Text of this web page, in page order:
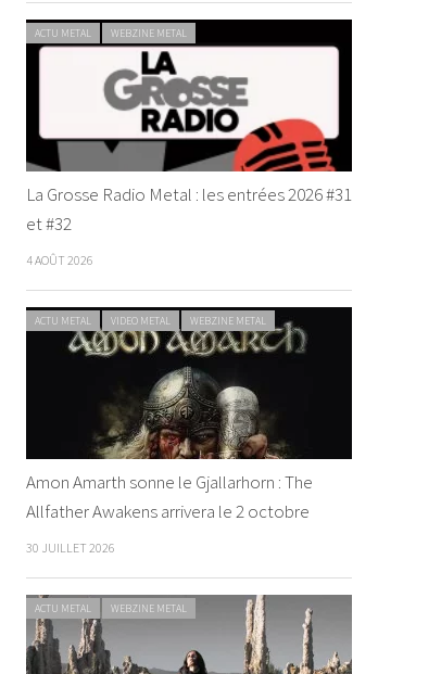
ACTU METAL WEBZINE METAL
La Grosse Radio Metal : les entrées 2026 #31
et #32
4 AOÛT 2026
ACTU METAL VIDEO METAL WEBZINE METAL
Amon Amarth sonne le Gjallarhorn : The
Allfather Awakens arrivera le 2 octobre
30 JUILLET 2026
ACTU METAL WEBZINE METAL